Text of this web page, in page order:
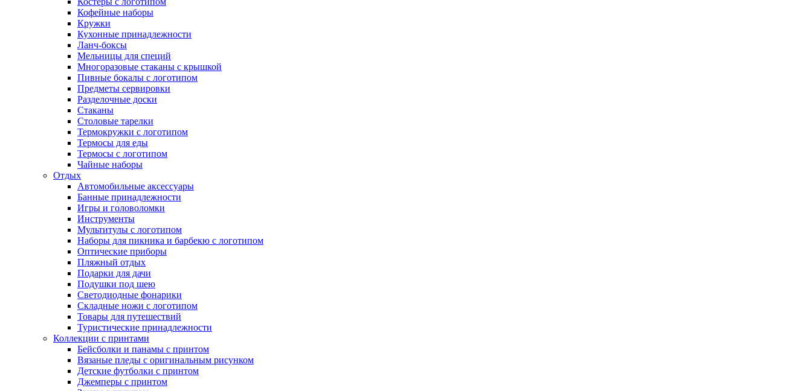
Кофейные наборы
Кружки
Кухонные принадлежности
Ланч-боксы
Мельницы для специй
Многоразовые стаканы с крышкой
Пивные бокалы с логотипом
Предметы сервировки
Разделочные доски
Стаканы
Столовые тарелки
Термокружки с логотипом
Термосы для еды
Термосы с логотипом
Чайные наборы
Отдых
Автомобильные аксессуары
Банные принадлежности
Игры и головоломки
Инструменты
Мультитулы с логотипом
Наборы для пикника и барбекю с логотипом
Оптические приборы
Пляжный отдых
Подарки для дачи
Подушки под шею
Светодиодные фонарики
Складные ножи с логотипом
Товары для путешествий
Туристические принадлежности
Коллекции с принтами
Бейсболки и панамы с принтом
Вязаные пледы с оригинальным рисунком
Детские футболки с принтом
Джемперы с принтом